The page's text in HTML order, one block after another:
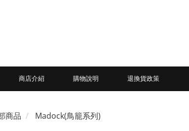
商店介紹 購物說明 退換貨政策
商品 Madock(鳥籠系列)